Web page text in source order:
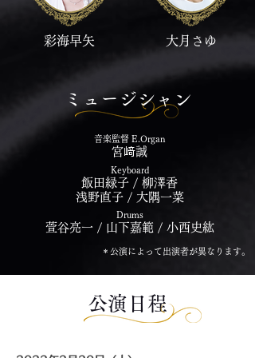
公演日程
ミュージシャン
音楽監督 E.Organ
宮﨑誠
Keyboard
飯田緑子 / 柳澤香
浅野直子 / 大隅一菜
Drums
萱谷亮一 / 山下嘉範 / 小西史紘
彩海早矢 大月さゆ
＊公演によって出演者が異なります。